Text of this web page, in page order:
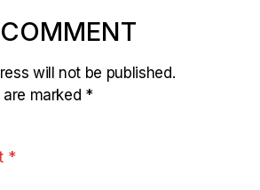
will not be published.
marked *